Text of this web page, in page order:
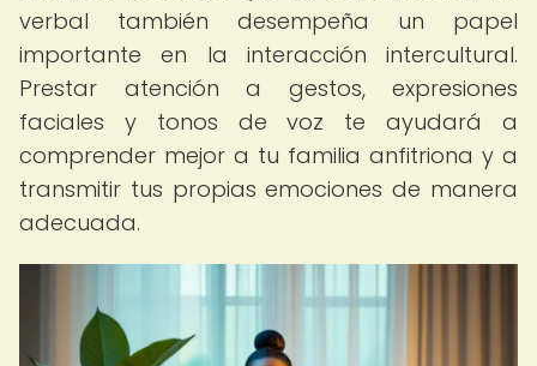
verbal también desempeña un papel
importante en la interacción intercultural.
Prestar atención a gestos, expresiones
faciales y tonos de voz te ayudará a
comprender mejor a tu familia anfitriona y a
transmitir tus propias emociones de manera
adecuada.